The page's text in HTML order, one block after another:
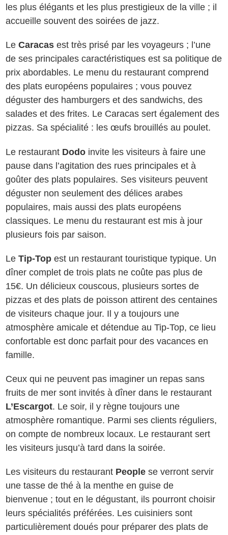
les plus élégants et les plus prestigieux de la ville ; il
accueille souvent des soirées de jazz.
LeCaracas est très prisé par les voyageurs ; l’une
de ses principales caractéristiques est sa politique de
prix abordables. Le menu du restaurant comprend
des plats européens populaires ; vous pouvez
déguster des hamburgers et des sandwichs, des
salades et des frites. Le Caracas sert également des
pizzas. Sa spécialité : les œufs brouillés au poulet.
Le restaurant Dodo invite les visiteurs à faire une
pause dans l’agitation des rues principales et à
goûter des plats populaires. Ses visiteurs peuvent
déguster non seulement des délices arabes
populaires, mais aussi des plats européens
classiques. Le menu du restaurant est mis à jour
plusieurs fois par saison.
LeTip-Top est un restaurant touristique typique. Un
dîner complet de trois plats ne coûte pas plus de
15€. Un délicieux couscous, plusieurs sortes de
pizzas et des plats de poisson attirent des centaines
de visiteurs chaque jour. Il y a toujours une
atmosphère amicale et détendue au Tip-Top, ce lieu
confortable est donc parfait pour des vacances en
famille.
Ceux qui ne peuvent pas imaginer un repas sans
fruits de mer sont invités à dîner dans le restaurant
L’Escargot. Le soir, il y règne toujours une
atmosphère romantique. Parmi ses clients réguliers,
on compte de nombreux locaux. Le restaurant sert
les visiteurs jusqu’à tard dans la soirée.
Les visiteurs du restaurant People se verront servir
une tasse de thé à la menthe en guise de
bienvenue ; tout en le dégustant, ils pourront choisir
leurs spécialités préférées. Les cuisiniers sont
particulièrement doués pour préparer des plats de